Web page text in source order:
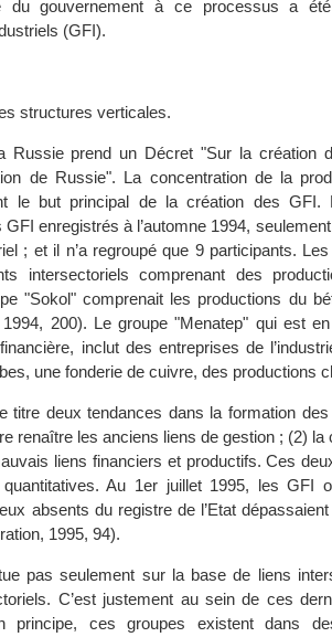
gouvernement à ce processus a été
(GFI).
structures verticales.
Russie prend un Décret "Sur la création
de Russie". La concentration de la
le but principal de la création des GFI.
enregistrés à l’automne 1994,
; et il n’a regroupé que 9 participants.
intersectoriels comprenant des
"Sokol" comprenait les productions du
200). Le groupe "Menatep" qui est
inclut des entreprises de
une fonderie de cuivre, des productions
titre deux tendances dans la formation
renaître les anciens liens de gestion ; (2) la
liens financiers et productifs. Ces
Au 1er juillet 1995, les GFI
absents du registre de l’Etat
1995, 94).
pas seulement sur la base de liens
C’est justement au sein de ces
principe, ces groupes existent dans